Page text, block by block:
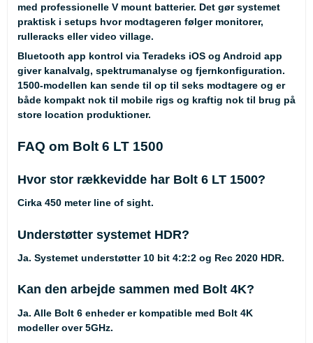
med professionelle V mount batterier. Det gør systemet
praktisk i setups hvor modtageren følger monitorer,
rulleracks eller video village.
Bluetooth app kontrol via Teradeks iOS og Android app
giver kanalvalg, spektrumanalyse og fjernkonfiguration.
1500-modellen kan sende til op til seks modtagere og er
både kompakt nok til mobile rigs og kraftig nok til brug på
store location produktioner.
FAQ om Bolt 6 LT 1500
Hvor stor rækkevidde har Bolt 6 LT 1500?
Cirka 450 meter line of sight.
Understøtter systemet HDR?
Ja. Systemet understøtter 10 bit 4:2:2 og Rec 2020 HDR.
Kan den arbejde sammen med Bolt 4K?
Ja. Alle Bolt 6 enheder er kompatible med Bolt 4K
modeller over 5GHz.